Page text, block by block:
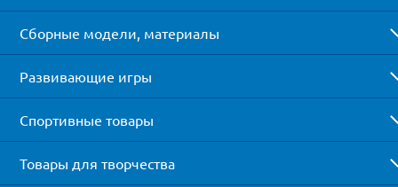
Сборные модели, материалы
Развивающие игры
Спортивные товары
Товары для творчества